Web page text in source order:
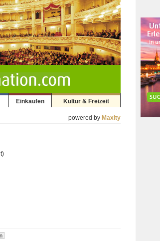
Einkaufen Kultur & Freizeit
powered by Maxity